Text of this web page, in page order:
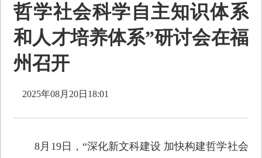
哲学社会科学自主知识体系
和人才培养体系”研讨会在福
州召开
2025年08月20日18:01
8月19日，“深化新文科建设 加快构建哲学社会